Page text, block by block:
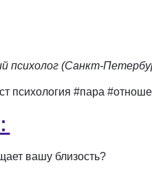
психолог (Санкт-
психология #пара
вашу близость?